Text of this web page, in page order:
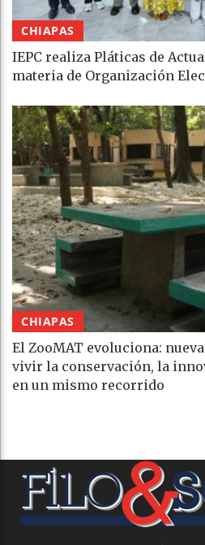
CHIAPAS
IEPC realiza Pláticas de
materia de Organización
CHIAPAS
El ZooMAT evoluciona:
vivir la conservación, la
en un mismo recorrido